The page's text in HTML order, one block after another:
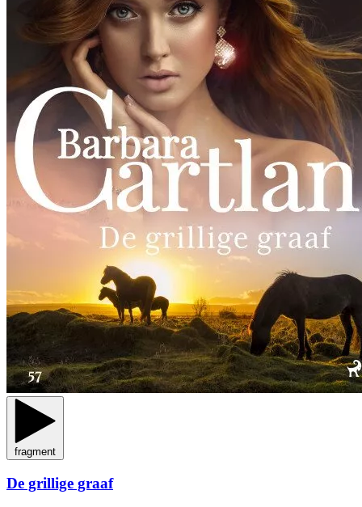
fragment
De grillige graaf